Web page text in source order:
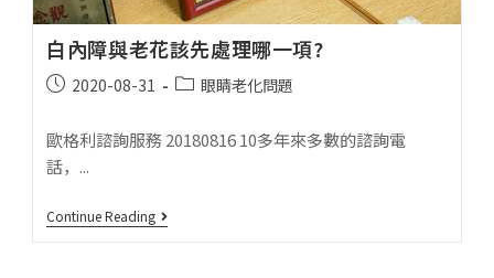
白內障與老花該先處理哪一項?
2020-08-31 眼睛老化問題
歐格利諮詢服務 20180816 10多年來多數的諮詢電
話，...
Continue Reading